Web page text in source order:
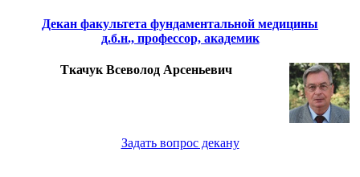
Декан факультета фундаментальной медицины
д.б.н., профессор, академик
Ткачук Всеволод Арсеньевич
Задать вопрос декану